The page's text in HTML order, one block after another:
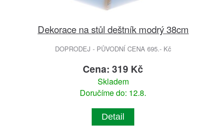
Dekorace na stůl deštník modrý 38cm
DOPRODEJ - PŮVODNÍ CENA 695.- Kč
Cena: 319 Kč
Skladem
Doručíme do: 12.8.
Detail